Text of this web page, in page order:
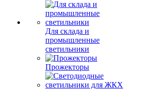
Для склада и
промышленные
светильники
Прожекторы